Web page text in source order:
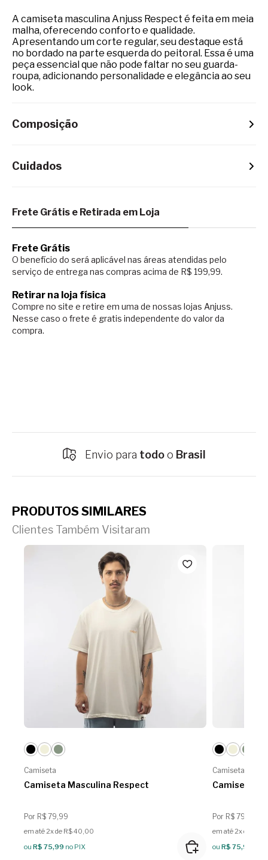
A camiseta masculina Anjuss Respect é feita em meia
malha, oferecendo conforto e qualidade.
Apresentando um corte regular, seu destaque está
no bordado na parte esquerda do peitoral. Essa é uma
peça essencial que não pode faltar no seu guarda-
roupa, adicionando personalidade e elegância ao seu
look.
Composição
Cuidados
Frete Grátis e Retirada em Loja
Frete Grátis
O benefício do será aplicável nas áreas atendidas pelo
serviço de entrega nas compras acima de R$ 199,99.
Retirar na loja física
Compre no site e retire em uma de nossas lojas Anjuss.
Nesse caso o frete é gratis independente do valor da
compra.
Envio para todoo Brasil
PRODUTOS SIMILARES
Clientes Também Visitaram
Camiseta
Camiseta Masculina Respect
Por R$ 79,99
em até 2x de R$ 40,00
ou R$ 75,99 no PIX
Camiseta
Camiseta
Por R$ 79,99
em até 2x de R$
ou R$ 75,99